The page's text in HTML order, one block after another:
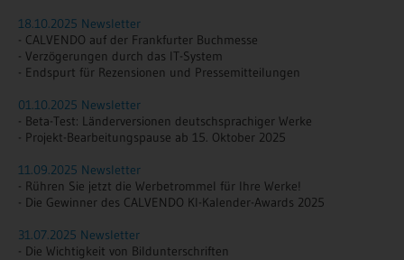
18.10.2025 Newsletter
- CALVENDO auf der Frankfurter Buchmesse
- Verzögerungen durch das IT-System
- Endspurt für Rezensionen und Pressemitteilungen
01.10.2025 Newsletter
- Beta-Test: Länderversionen deutschsprachiger Werke
- Projekt-Bearbeitungspause ab 15. Oktober 2025
11.09.2025 Newsletter
- Rühren Sie jetzt die Werbetrommel für Ihre Werke!
- Die Gewinner des CALVENDO KI-Kalender-Awards 2025
31.07.2025 Newsletter
- Die Wichtigkeit von Bildunterschriften